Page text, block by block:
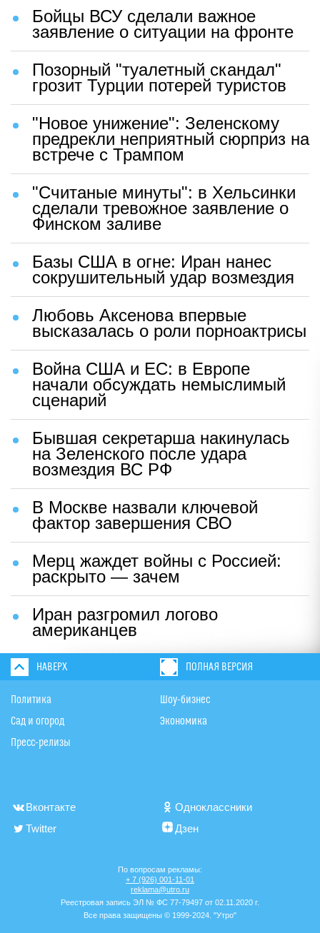
Бойцы ВСУ сделали важное
заявление о ситуации на фронте
Позорный "туалетный скандал"
грозит Турции потерей туристов
"Новое унижение": Зеленскому
предрекли неприятный сюрприз на
встрече с Трампом
"Считаные минуты": в Хельсинки
сделали тревожное заявление о
Финском заливе
Базы США в огне: Иран нанес
сокрушительный удар возмездия
Любовь Аксенова впервые
высказалась о роли порноактрисы
Война США и ЕС: в Европе
начали обсуждать немыслимый
сценарий
Бывшая секретарша накинулась
на Зеленского после удара
возмездия ВС РФ
В Москве назвали ключевой
фактор завершения СВО
Мерц жаждет войны с Россией:
раскрыто — зачем
Иран разгромил логово
американцев
НАВЕРХ ПОЛНАЯ ВЕРСИЯ
Политика
Сад и огород
Пресс-релизы
Шоу-бизнес
Экономика
Вконтакте
Одноклассники
Twitter
Дзен
По вопросам рекламы:
+ 7 (926) 001-11-01
reklama@utro.ru
Реестровая запись ЭЛ № ФС 77-79497 от 02.11.2020 г.
Все права защищены © 1999-2024. "Утро"